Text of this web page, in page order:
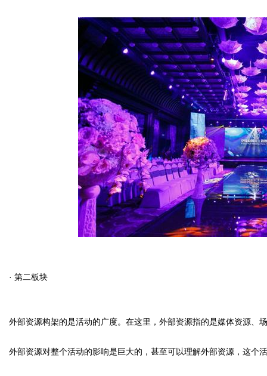
· 第二板块
外部资源构架的是活动的广度。在这里，外部资源指的是媒体资源、
外部资源对整个活动的影响是巨大的，甚至可以理解外部资源，这个